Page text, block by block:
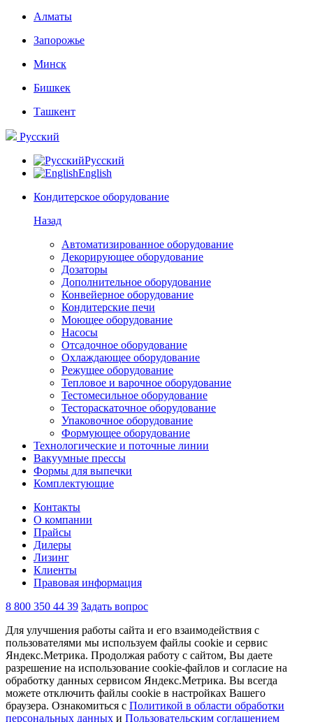
Алматы
Запорожье
Минск
Бишкек
Ташкент
Русский
Русский
English
Кондитерское оборудование
Назад
Автоматизированное оборудование
Декорирующее оборудование
Дозаторы
Дополнительное оборудование
Конвейерное оборудование
Кондитерские печи
Моющее оборудование
Насосы
Отсадочное оборудование
Охлаждающее оборудование
Режущее оборудование
Тепловое и варочное оборудование
Тестомесильное оборудование
Тестораскаточное оборудование
Упаковочное оборудование
Формующее оборудование
Технологические и поточные линии
Вакуумные прессы
Формы для выпечки
Комплектующие
Контакты
О компании
Прайсы
Дилеры
Лизинг
Клиенты
Правовая информация
8 800 350 44 39 Задать вопрос
Для улучшения работы сайта и его взаимодействия с
пользователями мы используем файлы cookie и сервис
Яндекс.Метрика. Продолжая работу с сайтом, Вы даете
разрешение на использование cookie-файлов и согласие на
обработку данных сервисом Яндекс.Метрика. Вы всегда
можете отключить файлы cookie в настройках Вашего
браузера. Ознакомиться с Политикой в области обработки
персональных данных и Пользовательским соглашением